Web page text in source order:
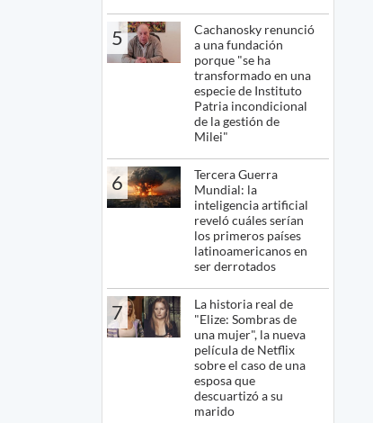
5
Cachanosky renunció
a una fundación
porque "se ha
transformado en una
especie de Instituto
Patria incondicional
de la gestión de
Milei"
6
Tercera Guerra
Mundial: la
inteligencia artificial
reveló cuáles serían
los primeros países
latinoamericanos en
ser derrotados
7
La historia real de
"Elize: Sombras de
una mujer", la nueva
película de Netflix
sobre el caso de una
esposa que
descuartizó a su
marido